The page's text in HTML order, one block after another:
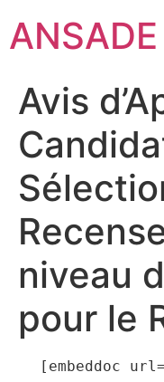
ANSADE
Avis
niveau
pour le
[embeddoc